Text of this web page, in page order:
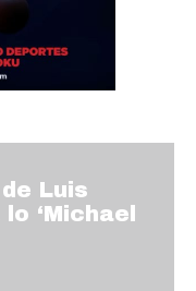
Luis
‘Michael